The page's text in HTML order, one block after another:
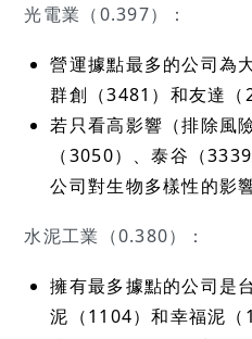
光電業（0.397）：
營運據點最多的公司為
群創（3481）和友達（
若只看高影響（排除風
（3050）、泰谷（
公司對生物多樣性的影
水泥工業（0.380）：
擁有最多據點的公司是
泥（1104）和幸福泥（